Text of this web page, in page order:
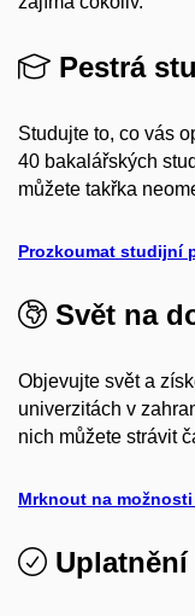
Pestrá
Studujte to, co vás
40 bakalářských
můžete takřka
Prozkoumat studijní
Svět na
Objevujte svět a
univerzitách v
nich můžete strávit
Mrknout na
Uplatnění